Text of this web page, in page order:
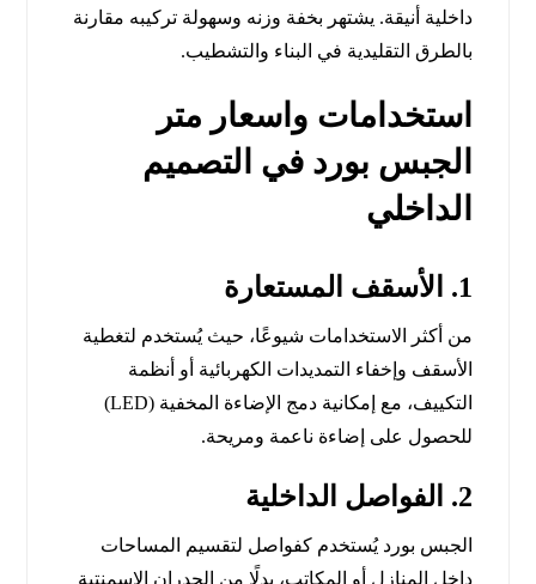
داخلية أنيقة. يشتهر بخفة وزنه وسهولة تركيبه مقارنة
بالطرق التقليدية في البناء والتشطيب.
استخدامات واسعار متر
الجبس بورد في التصميم
الداخلي
1. الأسقف المستعارة
من أكثر الاستخدامات شيوعًا، حيث يُستخدم لتغطية
الأسقف وإخفاء التمديدات الكهربائية أو أنظمة
التكييف، مع إمكانية دمج الإضاءة المخفية (LED)
للحصول على إضاءة ناعمة ومريحة.
2. الفواصل الداخلية
الجبس بورد يُستخدم كفواصل لتقسيم المساحات
داخل المنازل أو المكاتب، بدلًا من الجدران الإسمنتية